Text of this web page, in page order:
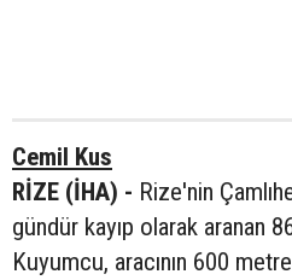
Cemil Kus
RİZE (İHA) - Rize'nin
gündür kayıp olarak aranan
Kuyumcu, aracının 600